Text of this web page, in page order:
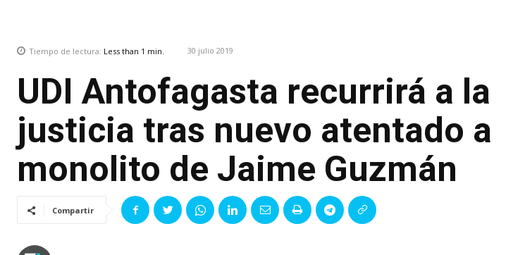
Tiempo de lectura: Less than 1 min. 30 julio 2019
UDI Antofagasta recurrirá a la
justicia tras nuevo atentado a
monolito de Jaime Guzmán
Compartir